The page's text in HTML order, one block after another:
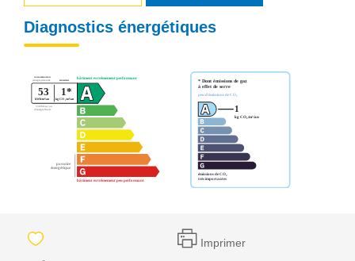
Diagnostics énergétiques
Imprimer